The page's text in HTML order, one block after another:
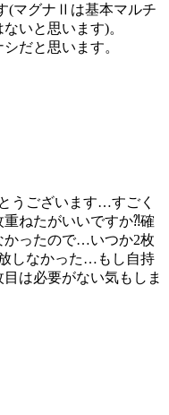
(マグナⅡは基本マルチ
いと思います)。
だと思います。
うございます…すごく
ねたがいいですか⁈確
かったので…いつか2枚
しなかった…もし自持
は必要がない気もしま